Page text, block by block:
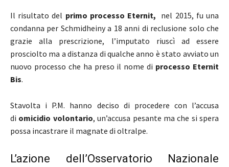
Il risultato del primo processo Eternit, nel 2015, fu una
condanna per Schmidheiny a 18 anni di reclusione solo che
grazie alla prescrizione, l’imputato riuscì ad essere
prosciolto ma a distanza di qualche anno è stato avviato un
nuovo processo che ha preso il nome di processo Eternit
Bis.
Stavolta i P.M. hanno deciso di procedere con l’accusa
di omicidio volontario, un’accusa pesante ma che si spera
possa incastrare il magnate di oltralpe.
L’azione dell’Osservatorio Nazionale